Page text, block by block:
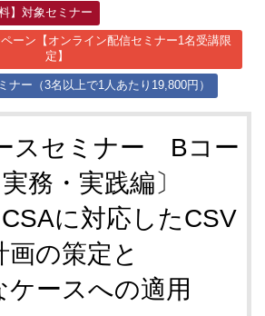
】対象セミナー
ーン【オンライン配信セミナー1名受講限
定】
ナー（3名以上で1人あたり19,800円）
スセミナー Bコー
務・実践編〕
に対応したCSV
画の策定と
ケースへの適用